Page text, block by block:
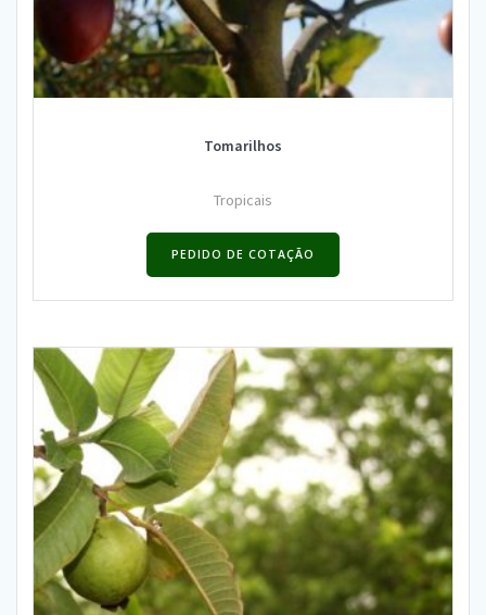
Tomarilhos
Tropicais
PEDIDO DE COTAÇÃO